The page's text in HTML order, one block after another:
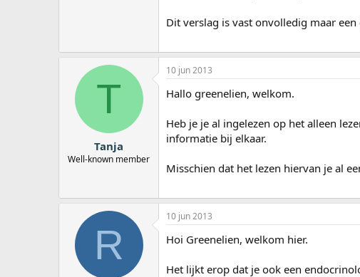
Dit verslag is vast onvolledig maar
T
Tanja
Well-known member
10 jun 2013
Hallo greenelien, welkom.
Heb je je al ingelezen op het alleen
informatie bij elkaar.
Misschien dat het lezen hiervan je al
R
10 jun 2013
Hoi Greenelien, welkom hier.
Het lijkt erop dat je ook een